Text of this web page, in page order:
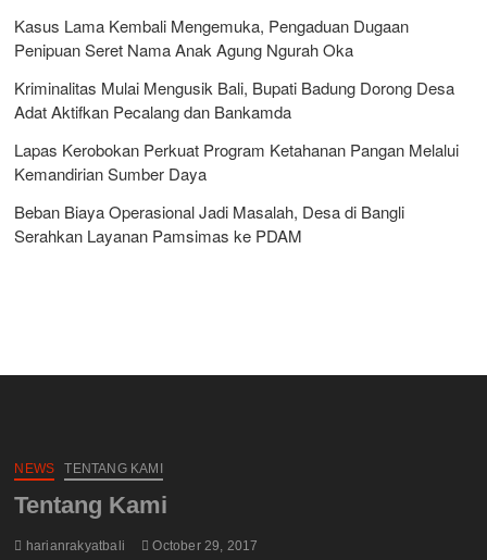
Kasus Lama Kembali Mengemuka, Pengaduan Dugaan
Penipuan Seret Nama Anak Agung Ngurah Oka
Kriminalitas Mulai Mengusik Bali, Bupati Badung Dorong Desa
Adat Aktifkan Pecalang dan Bankamda
Lapas Kerobokan Perkuat Program Ketahanan Pangan Melalui
Kemandirian Sumber Daya
Beban Biaya Operasional Jadi Masalah, Desa di Bangli
Serahkan Layanan Pamsimas ke PDAM
NEWS TENTANG KAMI
Tentang Kami
harianrakyatbali October 29, 2017